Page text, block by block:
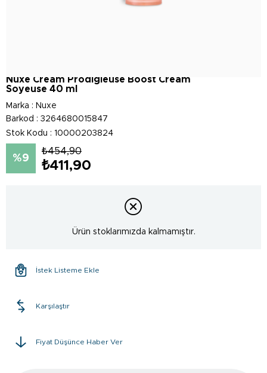
Nuxe Cream Prodigieuse Boost Cream
Soyeuse 40 ml
Marka : Nuxe
Barkod : 3264680015847
Stok Kodu
10000203824
9
₺454,90
₺411,90
Ürün stoklarımızda kalmamıştır.
İstek Listeme Ekle
Karşılaştır
Fiyat Düşünce Haber Ver